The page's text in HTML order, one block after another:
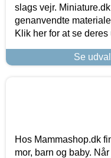
slags vejr.
genanvendte
Klik her for at se deres
Se
Hos Mammashop.dk
mor, barn og baby.